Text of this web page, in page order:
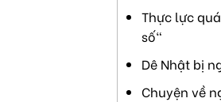
Thực lực
số"
Dê Nhật bị
Chuyện về